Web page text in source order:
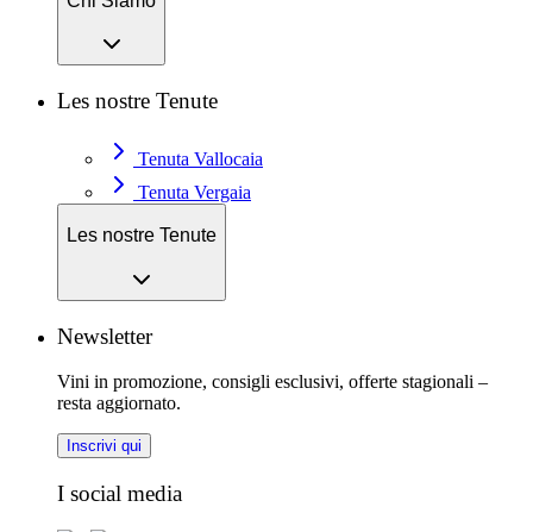
Les nostre Tenute
Tenuta Vallocaia
Tenuta Vergaia
Les nostre Tenute
Newsletter
Vini in promozione, consigli esclusivi, offerte stagionali –
resta aggiornato.
Inscrivi qui
I social media